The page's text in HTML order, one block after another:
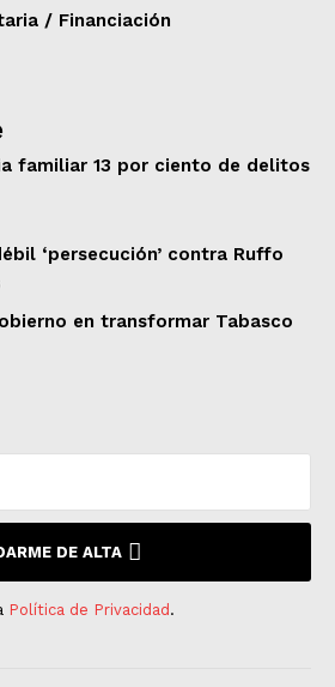
/ Financiación
familiar 13 por ciento de delitos
‘persecución’ contra Ruffo
en transformar Tabasco
DE ALTA
Política de Privacidad .